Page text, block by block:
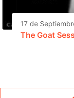
17 de
The Goat